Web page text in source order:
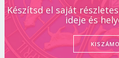
Készítsd el saját
ideje és